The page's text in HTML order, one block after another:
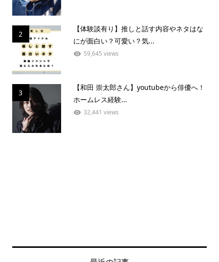
2
【体験談有り】推しと話す内容やネタはな
にが面白い？可愛い？気...
59,645 views
3
【和田 崇太郎さん】youtubeから俳優へ！
ホームレス経験...
32,441 views